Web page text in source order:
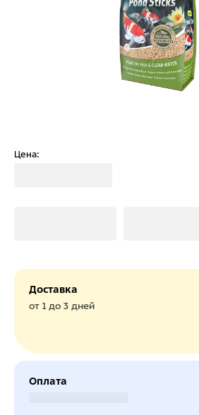
Цена:
Доставка
от 1 до 3 дней
Оплата